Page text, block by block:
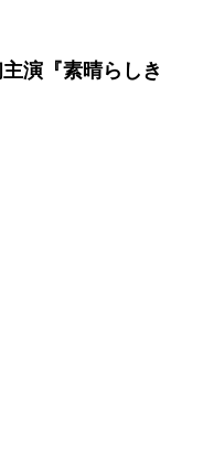
演『素晴らしき